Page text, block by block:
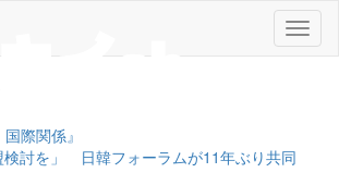
メ
ニ
際関係』
検討を」 日韓フォーラムが11年ぶり共同